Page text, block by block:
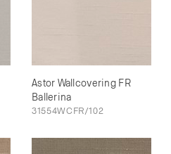
Astor Wallcovering FR
Ballerina
31554WCFR/102